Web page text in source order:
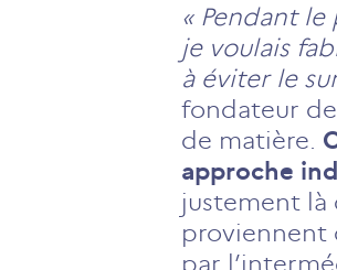
« Pendant
je voulais
à éviter le
fondateur de
de matière.
approche
justement là
proviennent
par